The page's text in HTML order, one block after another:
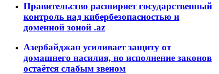
Правительство расширяет государственный
контроль над кибербезопасностью и
доменной зоной .az
Азербайджан усиливает защиту от
домашнего насилия, но исполнение законов
остаётся слабым звеном